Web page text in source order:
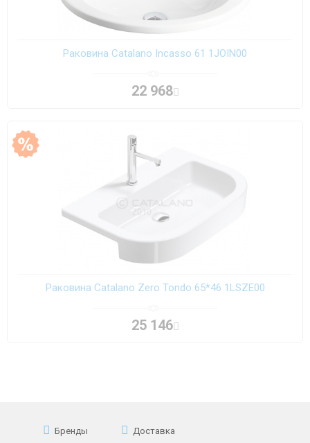
Раковина Catalano Incasso 61 1JOIN00
22 968
Раковина Catalano Zero Tondo 65*46 1LSZE00
25 146
Бренды Доставка